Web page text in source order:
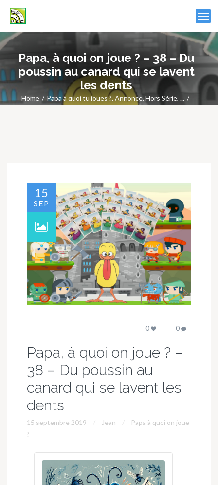
Papa, à quoi on joue ? – 38 – Du
poussin au canard qui se lavent
les dents
Home Papa à quoi tu joues ?, Annonce,Hors Série, ...
15
SEP
0 0
Papa, à quoi on joue ? –
38 – Du poussin au
canard qui se lavent les
dents
15 septembre 2019 Jean
Papa à quoi on joue
?